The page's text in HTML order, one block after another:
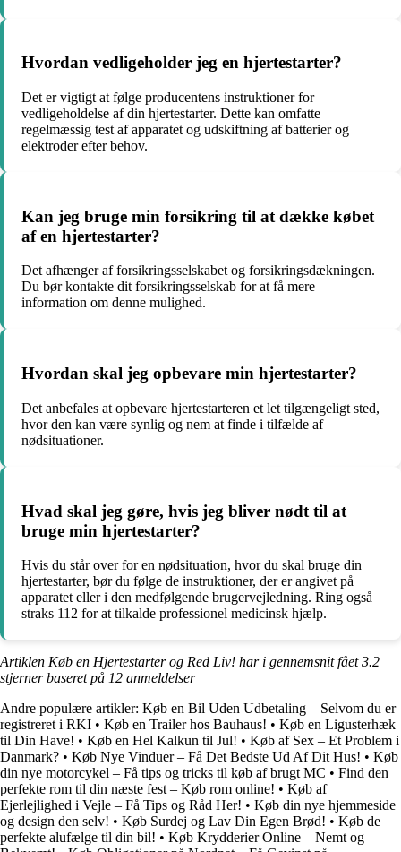
Hvordan vedligeholder jeg en hjertestarter?
Det er vigtigt at følge producentens instruktioner for
vedligeholdelse af din hjertestarter. Dette kan omfatte
regelmæssig test af apparatet og udskiftning af batterier og
elektroder efter behov.
Kan jeg bruge min forsikring til at dække købet
af en hjertestarter?
Det afhænger af forsikringsselskabet og forsikringsdækningen.
Du bør kontakte dit forsikringsselskab for at få mere
information om denne mulighed.
Hvordan skal jeg opbevare min hjertestarter?
Det anbefales at opbevare hjertestarteren et let tilgængeligt sted,
hvor den kan være synlig og nem at finde i tilfælde af
nødsituationer.
Hvad skal jeg gøre, hvis jeg bliver nødt til at
bruge min hjertestarter?
Hvis du står over for en nødsituation, hvor du skal bruge din
hjertestarter, bør du følge de instruktioner, der er angivet på
apparatet eller i den medfølgende brugervejledning. Ring også
straks 112 for at tilkalde professionel medicinsk hjælp.
Artiklen Køb en Hjertestarter og Red Liv! har i gennemsnit fået3.2
stjerner baseret på 12 anmeldelser
Andre populære artikler: Køb en Bil Uden Udbetaling – Selvom du er
registreret i RKI • Køb en Trailer hos Bauhaus! • Køb en Ligusterhæk
til Din Have! • Køb en Hel Kalkun til Jul! • Køb af Sex – Et Problem i
Danmark? • Køb Nye Vinduer – Få Det Bedste Ud Af Dit Hus! • Køb
din nye motorcykel – Få tips og tricks til køb af brugt MC • Find den
perfekte rom til din næste fest – Køb rom online! • Køb af
Ejerlejlighed i Vejle – Få Tips og Råd Her! • Køb din nye hjemmeside
og design den selv! • Køb Surdej og Lav Din Egen Brød! • Køb de
perfekte alufælge til din bil! • Køb Krydderier Online – Nemt og